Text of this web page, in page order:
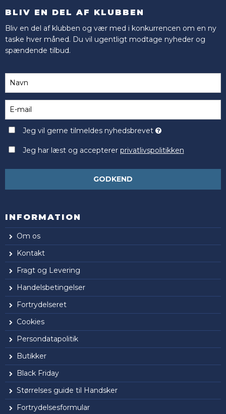
BLIV EN DEL AF KLUBBEN
Bliv en del af klubben og vær med i konkurrencen om en ny
taske hver måned. Du vil ugentligt modtage nyheder og
spændende tilbud.
Jeg vil gerne tilmeldes nyhedsbrevet
Jeg har læst og accepterer privatlivspolitikken
GODKEND
INFORMATION
Om os
Kontakt
Fragt og Levering
Handelsbetingelser
Fortrydelseret
Cookies
Persondatapolitik
Butikker
Black Friday
Størrelses guide til Handsker
Fortrydelsesformular